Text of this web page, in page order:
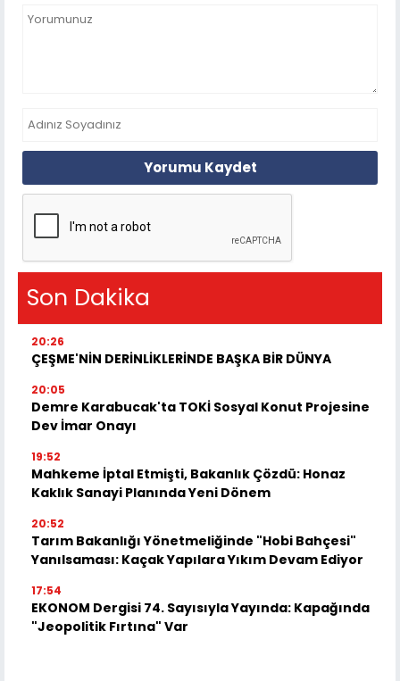
Yorumu Kaydet
Son Dakika
20:26
ÇEŞME'NİN DERİNLİKLERİNDE BAŞKA BİR DÜNYA
20:05
Demre Karabucak'ta TOKİ Sosyal Konut Projesine
Dev İmar Onayı
19:52
Mahkeme İptal Etmişti, Bakanlık Çözdü: Honaz
Kaklık Sanayi Planında Yeni Dönem
20:52
Tarım Bakanlığı Yönetmeliğinde "Hobi Bahçesi"
Yanılsaması: Kaçak Yapılara Yıkım Devam Ediyor
17:54
EKONOM Dergisi 74. Sayısıyla Yayında: Kapağında
"Jeopolitik Fırtına" Var